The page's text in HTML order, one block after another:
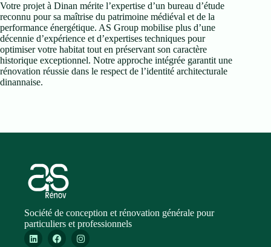
Votre projet à Dinan mérite l’expertise d’un bureau d’étude
reconnu pour sa maîtrise du patrimoine médiéval et de la
performance énergétique. AS Group mobilise plus d’une
décennie d’expérience et d’expertises techniques pour
optimiser votre habitat tout en préservant son caractère
historique exceptionnel. Notre approche intégrée garantit une
rénovation réussie dans le respect de l’identité architecturale
dinannaise.
Société de conception et rénovation générale pour
particuliers et professionnels